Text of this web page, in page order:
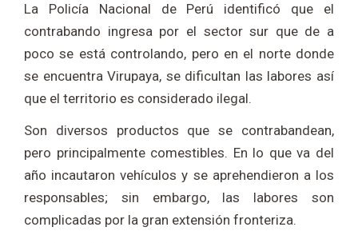
La Policía Nacional de Perú identificó que el
contrabando ingresa por el sector sur que de a
poco se está controlando, pero en el norte donde
se encuentra Virupaya, se dificultan las labores así
que el territorio es considerado ilegal.
Son diversos productos que se contrabandean,
pero principalmente comestibles. En lo que va del
año incautaron vehículos y se aprehendieron a los
responsables; sin embargo, las labores son
complicadas por la gran extensión fronteriza.